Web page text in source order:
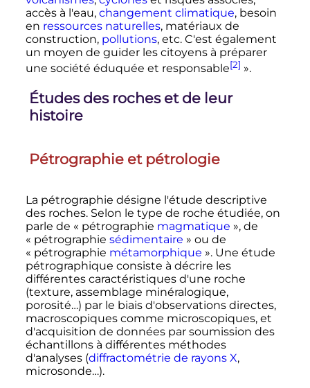
accès à l'eau, changement climatique, besoin
en ressources naturelles, matériaux de
construction, pollutions, etc. C'est également
un moyen de guider les citoyens à préparer
une société éduquée et responsable[2] ».
Études des roches et de leur
histoire
Pétrographie et pétrologie
La pétrographie désigne l'étude descriptive
des roches. Selon le type de roche étudiée, on
parle de « pétrographie magmatique », de
« pétrographie sédimentaire » ou de
« pétrographie métamorphique ». Une étude
pétrographique consiste à décrire les
différentes caractéristiques d'une roche
(texture, assemblage minéralogique,
porosité…) par le biais d'observations directes,
macroscopiques comme microscopiques, et
d'acquisition de données par soumission des
échantillons à différentes méthodes
d'analyses (diffractométrie de rayons X,
microsonde…).